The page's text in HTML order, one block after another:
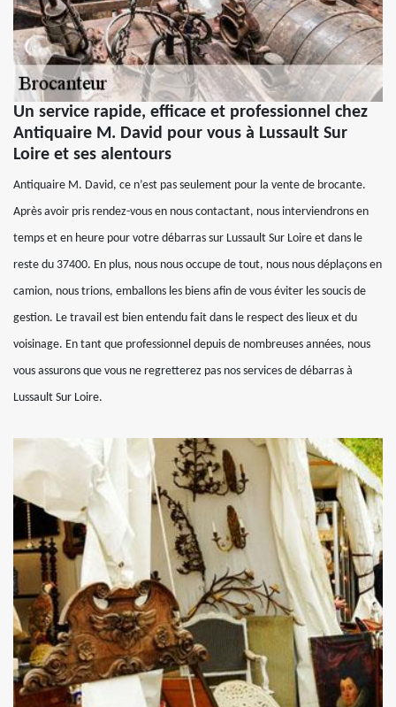
Un service rapide, efficace et professionnel chez
Antiquaire M. David pour vous à Lussault Sur
Loire et ses alentours
Antiquaire M. David, ce n’est pas seulement pour la vente de brocante.
Après avoir pris rendez-vous en nous contactant, nous interviendrons en
temps et en heure pour votre débarras sur Lussault Sur Loire et dans le
reste du 37400. En plus, nous nous occupe de tout, nous nous déplaçons en
camion, nous trions, emballons les biens afin de vous éviter les soucis de
gestion. Le travail est bien entendu fait dans le respect des lieux et du
voisinage. En tant que professionnel depuis de nombreuses années, nous
vous assurons que vous ne regretterez pas nos services de débarras à
Lussault Sur Loire.